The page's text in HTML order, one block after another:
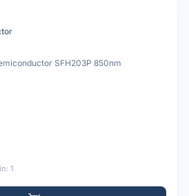
SFH203P 850nm
1